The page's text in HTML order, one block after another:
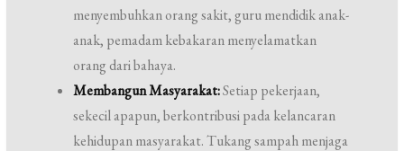
menyembuhkan orang sakit, guru mendidik anak-
anak, pemadam kebakaran menyelamatkan
orang dari bahaya.
Membangun Masyarakat:Setiap pekerjaan,
sekecil apapun, berkontribusi pada kelancaran
kehidupan masyarakat. Tukang sampah menjaga